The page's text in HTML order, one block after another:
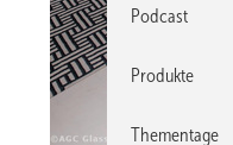
Podcast
Produkte
Thementage